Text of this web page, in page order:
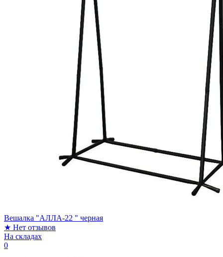
Вешалка "АЛЛА-22 " черная
★ Нет отзывов
На складах
0